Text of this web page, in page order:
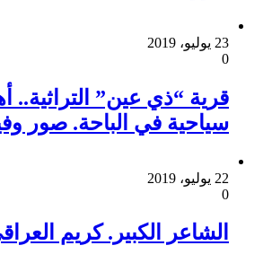
23 يوليو، 2019
0
قرية “ذي عين” التراثية..
سياحية في الباحة. صور
22 يوليو، 2019
0
الشاعر الكبير. كريم